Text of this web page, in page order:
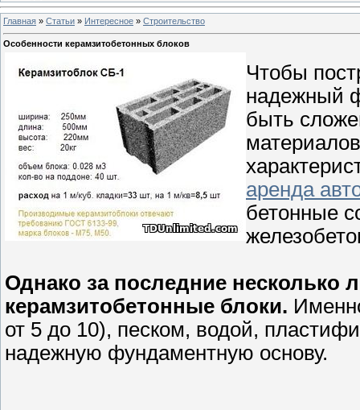
Главная » Статьи » Интересное » Строительство
Особенности керамзитобетонных блоков
Чтобы
надежный
быть
аренда
бетонные
Однако за последние несколько
керамзитобетонные блоки.
от 5 до 10), песком, водой,
надежную фундаментную основу.